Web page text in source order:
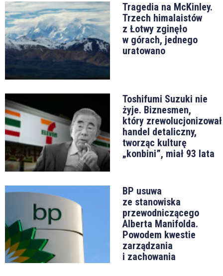
Tragedia na McKinley.
Trzech himalaistów
z Łotwy zginęło
w górach, jednego
uratowano
Toshifumi Suzuki nie
żyje. Biznesmen,
który zrewolucjonizował
handel detaliczny,
tworząc kulturę
„konbini”, miał 93 lata
BP usuwa
ze stanowiska
przewodniczącego
Alberta Manifolda.
Powodem kwestie
zarządzania
i zachowania